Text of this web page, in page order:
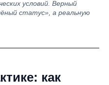
условий. Верный
статус», а реальную
как